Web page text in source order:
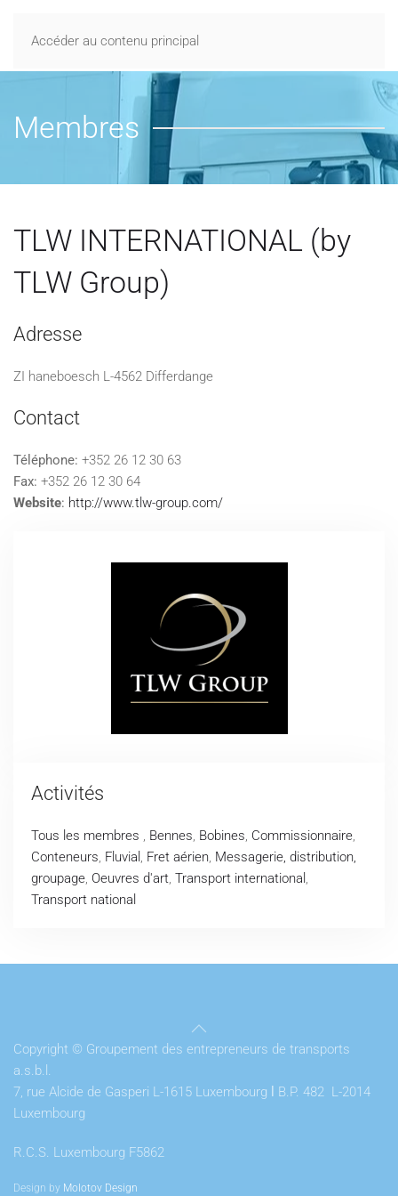
Accéder au contenu principal
Membres
TLW INTERNATIONAL (by
TLW Group)
Adresse
ZI haneboesch L-4562 Differdange
Contact
Téléphone: +352 26 12 30 63
Fax: +352 26 12 30 64
Website: http://www.tlw-group.com/
Activités
Tous les membres , Bennes, Bobines, Commissionnaire,
Conteneurs, Fluvial , Fret aérien, Messagerie, distribution,
groupage, Oeuvres d'art, Transport international ,
Transport national
Copyright © Groupement des entrepreneurs de transports
a.s.b.l.
7, rue Alcide de Gasperi L-1615 Luxembourg
B.P. 482 L-2014
Luxembourg
R.C.S. Luxembourg F5862
Design by Molotov Design